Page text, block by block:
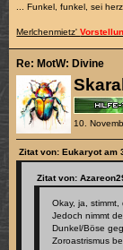
... Funkel, funkel, sei
Merlchenmietz'
10.
Re: MotW: Divine
Zitat von: Eukaryot am
Zitat von:
Okay, ja, stimmt,
Jedoch nimmt
Dunkel/Böse
Zoroastrismus